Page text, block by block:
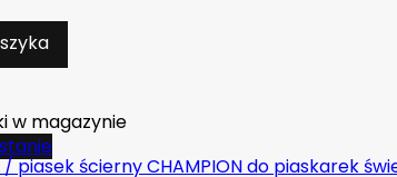
w magazynie